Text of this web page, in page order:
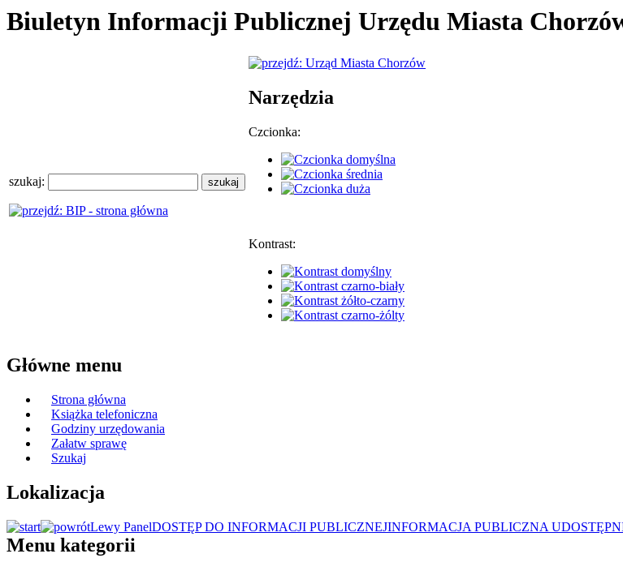
Biuletyn Informacji Publicznej Urzędu Miasta
szukaj:
Narzędzia
Czcionka:
Kontrast:
Główne menu
Strona główna
Książka telefoniczna
Godziny urzędowania
Załatw sprawę
Szukaj
Lokalizacja
Lewy PanelDOSTĘP DO INFORMACJI PUBLICZNEJINFORMACJA PUBLICZNA
Menu kategorii